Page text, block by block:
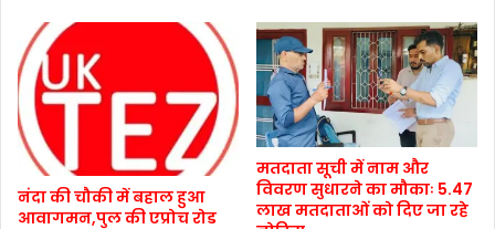
नंदा की चौकी में बहाल हुआ
आवागमन,पुल की एप्रोच रोड
मतदाता सूची में नाम और
विवरण सुधारने का मौकाः 5.47
लाख मतदाताओं को दिए जा रहे